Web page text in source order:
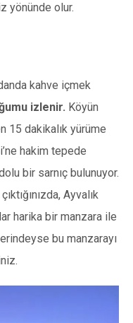
yönünde olur.
kahve içmek
izlenir. Köyün
15 dakikalık yürüme
hakim tepede
bir sarnıç bulunuyor.
Ayvalık
harika bir manzara ile
bu manzarayı